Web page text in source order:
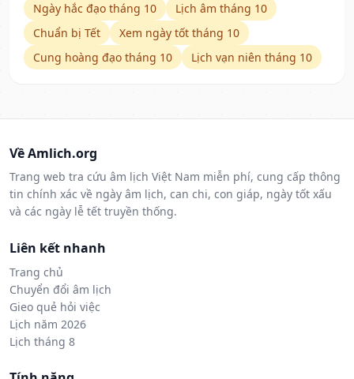
Ngày hắc đạo tháng 10
Lịch âm tháng 10
Chuẩn bị Tết
Xem ngày tốt tháng 10
Cung hoàng đạo tháng 10
Lịch vạn niên tháng 10
Về Amlich.org
Trang web tra cứu âm lịch Việt Nam miễn phí, cung cấp thông
tin chính xác về ngày âm lịch, can chi, con giáp, ngày tốt xấu
và các ngày lễ tết truyền thống.
Liên kết nhanh
Trang chủ
Chuyển đổi âm lịch
Gieo quẻ hỏi việc
Lịch năm 2026
Lịch tháng 8